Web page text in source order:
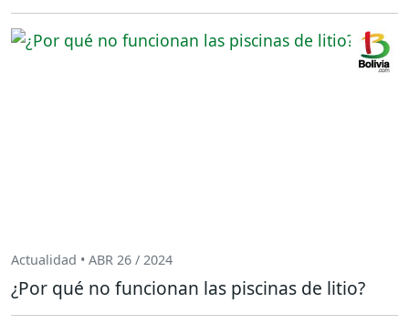
Actualidad • ABR 26 / 2024
¿Por qué no funcionan las piscinas de litio?